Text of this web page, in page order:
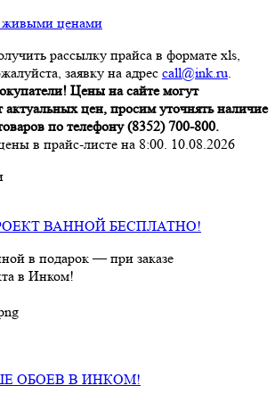
живыми ценами
рассылку прайса в формате xls,
заявку на адрес call@ink.ru.
Цены на сайте могут
актуальных цен, просим уточнять наличие
по телефону (8352) 700-800.
в прайс-листе на 8:00. 10.08.2026
ВАННОЙ БЕСПЛАТНО!
в подарок — при заказе
в Инком!
ОБОЕВ В ИНКОМ!